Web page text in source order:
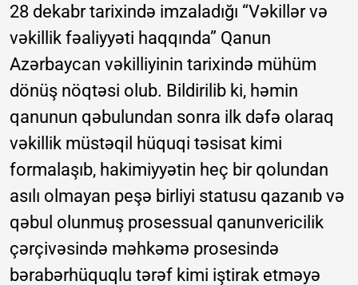
28 dekabr tarixində imzaladığı “Vəkillər və
vəkillik fəaliyyəti haqqında” Qanun
Azərbaycan vəkilliyinin tarixində mühüm
dönüş nöqtəsi olub. Bildirilib ki, həmin
qanunun qəbulundan sonra ilk dəfə olaraq
vəkillik müstəqil hüquqi təsisat kimi
formalaşıb, hakimiyyətin heç bir qolundan
asılı olmayan peşə birliyi statusu qazanıb və
qəbul olunmuş prosessual qanunvericilik
çərçivəsində məhkəmə prosesində
bərabərhüquqlu tərəf kimi iştirak etməyə